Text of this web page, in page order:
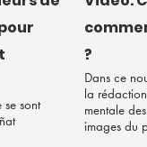
se sont
?
Dans ce
la
mentale
images du